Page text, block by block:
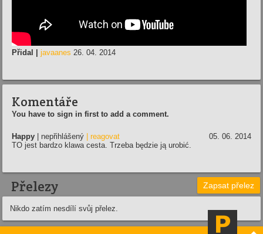
Přidal | javaanes 26. 04. 2014
Komentáře
You have to sign in first to add a comment.
Happy | nepřihlášený | reagovat
05. 06. 2014
TO jest bardzo klawa cesta. Trzeba będzie ją urobić.
Přelezy Zapsat přelez
Nikdo zatím nesdílí svůj přelez.